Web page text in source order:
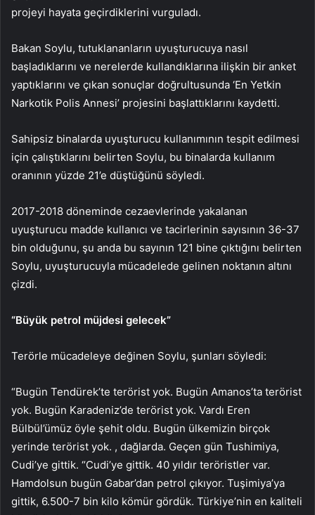
projeyi hayata geçirdiklerini vurguladı.
Bakan Soylu, tutuklananların uyuşturucuya nasıl
başladıklarını ve nerelerde kullandıklarına ilişkin bir anket
yaptıklarını ve çıkan sonuçlar doğrultusunda ‘En Yetkin
Narkotik Polis Annesi’ projesini başlattıklarını kaydetti.
Sahipsiz binalarda uyuşturucu kullanımının tespit edilmesi
için çalıştıklarını belirten Soylu, bu binalarda kullanım
oranının yüzde 21’e düştüğünü söyledi.
2017-2018 döneminde cezaevlerinde yakalanan
uyuşturucu madde kullanıcı ve tacirlerinin sayısının 36-37
bin olduğunu, şu anda bu sayının 121 bine çıktığını belirten
Soylu, uyuşturucuyla mücadelede gelinen noktanın altını
çizdi.
“Büyük petrol müjdesi gelecek”
Terörle mücadeleye değinen Soylu, şunları söyledi:
“Bugün Tendürek’te terörist yok. Bugün Amanos’ta terörist
yok. Bugün Karadeniz’de terörist yok. Vardı Eren
Bülbül’ümüz öyle şehit oldu. Bugün ülkemizin birçok
yerinde terörist yok. , dağlarda. Geçen gün Tushimiya,
Cudi’ye gittik. “Cudi’ye gittik. 40 yıldır teröristler var.
Hamdolsun bugün Gabar’dan petrol çıkıyor. Tuşimiya’ya
gittik, 6.500-7 bin kilo kömür gördük. Türkiye’nin en kaliteli